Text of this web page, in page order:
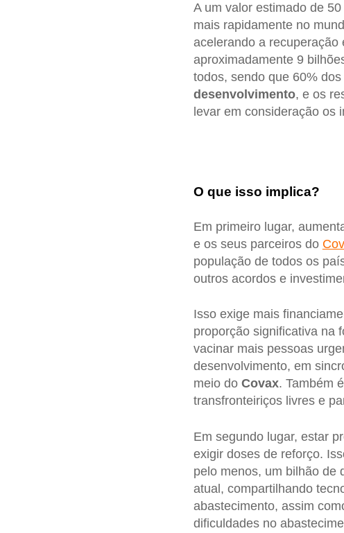
A um valor estimado de
mais rapidamente no
acelerando a
aproximadamente 9
todos, sendo que 60%
desenvolvimento, e os
levar em consideração os
O que isso implica?
Em primeiro lugar,
e os seus parceiros do
população de todos os
outros acordos e
Isso exige mais
proporção significativa na
vacinar mais pessoas
desenvolvimento, em
meio do Covax. Também
transfronteiriços livres e
Em segundo lugar, estar
exigir doses de reforço.
pelo menos, um bilhão de
atual, compartilhando
abastecimento, assim
dificuldades no